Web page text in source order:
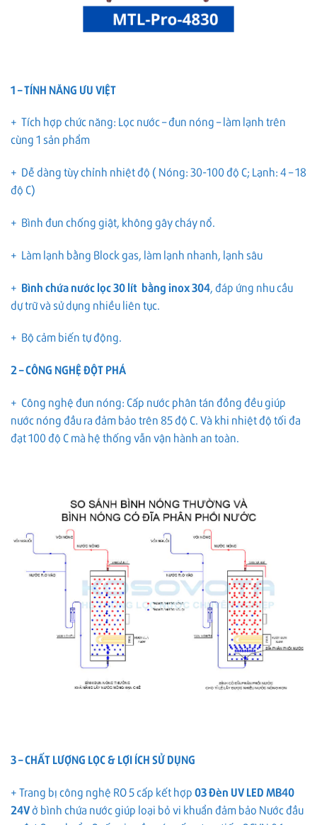
1 – TÍNH NĂNG ƯU VIỆT
+ Tích hợp chức năng: Lọc nước – đun nóng – làm lạnh trên
cùng 1 sản phẩm
+ Dễ dàng tùy chỉnh nhiệt độ ( Nóng: 30-100 độ C; Lạnh: 4 – 18
độ C)
+ Bình đun chống giật, không gây cháy nổ.
+ Làm lạnh bằng Block gas, làm lạnh nhanh, lạnh sâu
+ Bình chứa nước lọc 30 lít bằng inox 304, đáp ứng nhu cầu
dự trữ và sử dụng nhiều liên tục.
+ Bộ cảm biến tự động.
2 – CÔNG NGHỆ ĐỘT PHÁ
+ Công nghệ đun nóng: Cấp nước phân tán đồng đều giúp
nước nóng đầu ra đảm bảo trên 85 độ C. Và khi nhiệt độ tối đa
đạt 100 độ C mà hệ thống vẫn vận hành an toàn.
3 – CHẤT LƯỢNG LỌC & LỢI ÍCH SỬ DỤNG
+ Trang bị công nghệ RO 5 cấp kết hợp03Đèn UV LED MB40
24Vở bình chứa nước giúp loại bỏ vi khuẩn đảm bảo Nước đầu